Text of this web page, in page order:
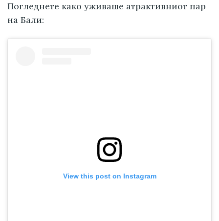
Погледнете како уживаше атрактивниот пар
на Бали:
View this post on Instagram